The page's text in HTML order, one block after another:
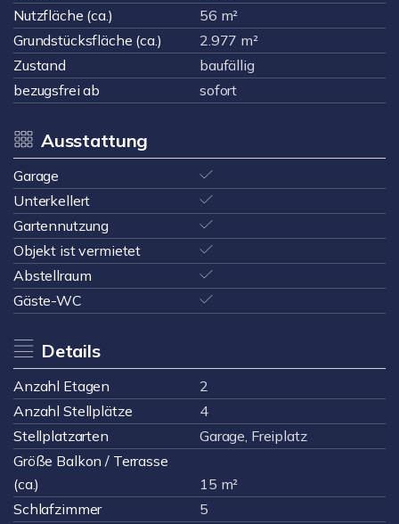
Nutzfläche (ca.)
56 m²
Grundstücksfläche (ca.)
2.977 m²
Zustand
baufällig
bezugsfrei ab
sofort
Ausstattung
Garage
Unterkellert
Gartennutzung
Objekt ist vermietet
Abstellraum
Gäste-WC
Details
Anzahl Etagen
2
Anzahl Stellplätze
4
Stellplatzarten
Garage, Freiplatz
Größe Balkon / Terrasse
(ca.)
15 m²
Schlafzimmer
5